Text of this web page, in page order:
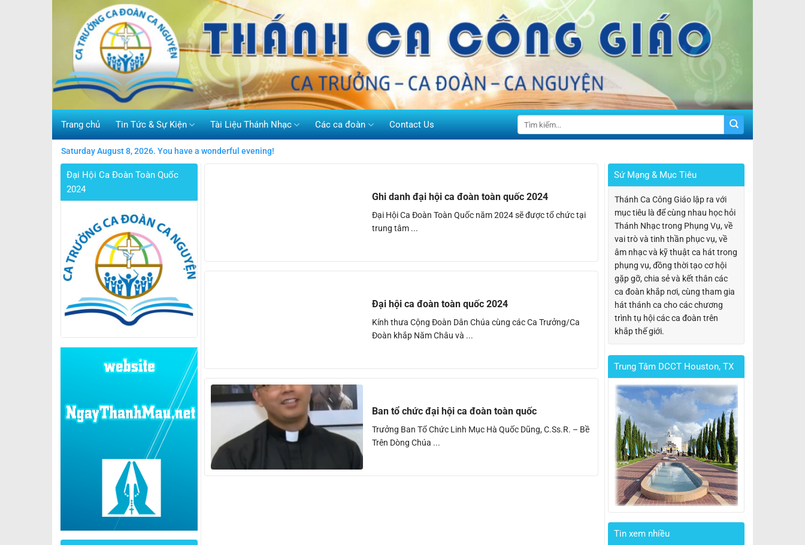
content
Trang chủ Tin Tức & Sự Kiện Tài Liệu Thánh Nhạc Các ca đoàn Contact Us
Saturday August 8, 2026. You have a wonderful evening!
Đại Hội Ca Đoàn Toàn Quốc
2024
Ghi danh đại hội ca đoàn toàn quốc 2024
Đại Hội Ca Đoàn Toàn Quốc năm 2024 sẽ được tổ chức tại
trung tâm ...
Đại hội ca đoàn toàn quốc 2024
Kính thưa Cộng Đoàn Dân Chúa cùng các Ca Trưởng/Ca
Đoàn khắp Năm Châu và ...
Ban tổ chức đại hội ca đoàn toàn quốc
Trưởng Ban Tổ Chức Linh Mục Hà Quốc Dũng, C.Ss.R. – Bề
Trên Dòng Chúa ...
Sứ Mạng & Mục Tiêu
Thánh Ca Công Giáo lập ra với
mục tiêu là để cùng nhau học hỏi
Thánh Nhạc trong Phụng Vụ, về
vai trò và tinh thần phục vụ, về
âm nhạc và kỹ thuật ca hát trong
phụng vụ, đồng thời tạo cơ hội
gặp gỡ, chia sẻ và kết thân các
ca đoàn khắp nơi, cùng tham gia
hát thánh ca cho các chương
trình tụ hội các ca đoàn trên
khắp thế giới.
Trung Tâm DCCT Houston, TX
Tin xem nhiều